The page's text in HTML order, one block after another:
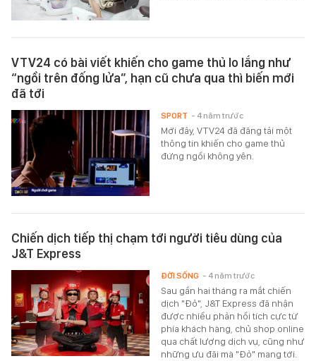
VTV24 có bài viết khiến cho game thủ lo lắng như
“ngồi trên đống lửa”, hạn cũ chưa qua thì biến mới
đã tới
Mới đây, VTV24 đã đăng tải một
thông tin khiến cho game thủ
đứng ngồi không yên.
SPORT - 4 năm trước
Chiến dịch tiếp thị chạm tới người tiêu dùng của
J&T Express
Sau gần hai tháng ra mắt chiến
dịch "Đỏ", J&T Express đã nhận
được nhiều phản hồi tích cực từ
phía khách hàng, chủ shop online
qua chất lượng dịch vụ, cũng như
những ưu đãi mà "Đỏ" mang tới.
ĐỜI SỐNG - 4 năm trước